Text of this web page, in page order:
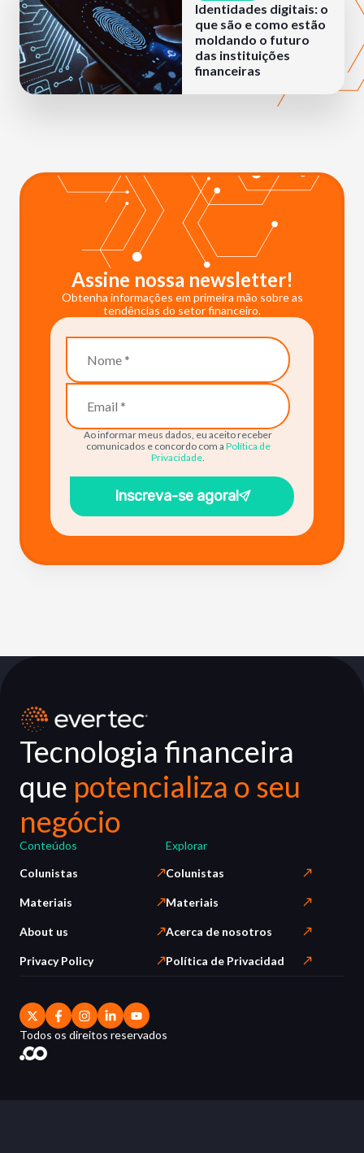
Identidades digitais: o
que são e como estão
moldando o futuro
das instituições
financeiras
Assine nossa newsletter!
Obtenha informações em primeira mão sobre as
tendências do setor financeiro.
Ao informar meus dados, eu aceito receber
comunicados e concordo com a Política de
Privacidade.
Inscreva-se agora!
Tecnologia financeira
que potencializa o seu
negócio
Conteúdos
Colunistas
Materiais
About us
Privacy Policy
Explorar
Colunistas
Materiais
Acerca de nosotros
Política de Privacidad
Todos os direitos reservados